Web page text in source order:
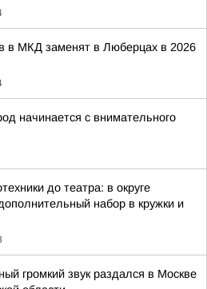
в МКД заменят в Люберцах в 2026
начинается с внимательного
до театра: в округе
набор в кружки и
громкий звук раздался в Москве